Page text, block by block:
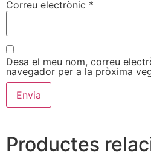
Correu electrònic *
Desa el meu nom, correu
navegador per a la pròxima
Productes